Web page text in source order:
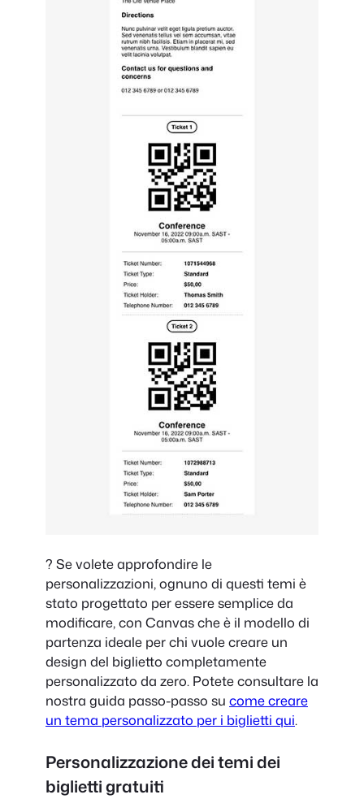
? Se volete approfondire le
personalizzazioni, ognuno di questi temi è
stato progettato per essere semplice da
modificare, con Canvas che è il modello di
partenza ideale per chi vuole creare un
design del biglietto completamente
personalizzato da zero. Potete consultare la
nostra guida passo-passo su come creare
un tema personalizzato per i biglietti qui.
Personalizzazione dei temi dei
biglietti gratuiti